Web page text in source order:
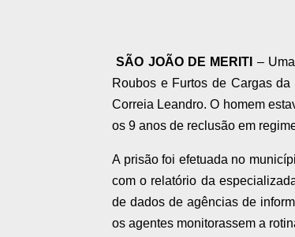
SÃO JOÃO DE MERITI –
Roubos e Furtos de Cargas
Correia Leandro. O homem
os 9 anos de reclusão em
A prisão foi efetuada no
com o relatório da
de dados de agências de
os agentes monitorassem a